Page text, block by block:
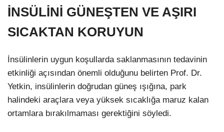
İNSÜLİNİ GÜNEŞTEN VE AŞIRI
SICAKTAN KORUYUN
İnsülinlerin uygun koşullarda saklanmasının tedavinin
etkinliği açısından önemli olduğunu belirten Prof. Dr.
Yetkin, insülinlerin doğrudan güneş ışığına, park
halindeki araçlara veya yüksek sıcaklığa maruz kalan
ortamlara bırakılmaması gerektiğini söyledi.